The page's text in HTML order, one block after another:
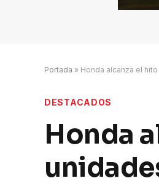
Portada » Honda alcanza el
DESTACADOS
Honda